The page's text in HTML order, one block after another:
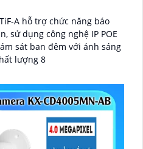
A hỗ trợ chức năng báo
sử dụng công nghệ IP POE
lượng 8